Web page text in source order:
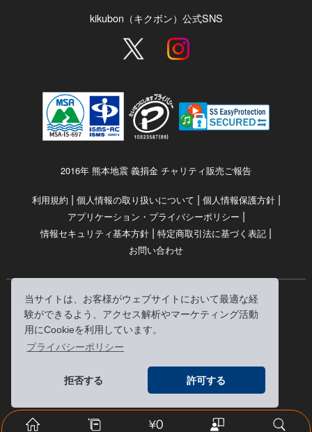
当サイトは、お客様がウェブサイトにおいて最適な経
験ができるよう、アクセス解析やマーケティング活動
用にCookieを利用しています。
プライバシーポリシー
拒否する 許可する
kikubon（キクボン）公式SNS
2016年 熊本地震 義捐金 チャリティ販売ご報告
利用規約 | 個人情報の取り扱いについて | 個人情報保護方針|
アプリケーション・プライバシーポリシー |
情報セキュリティ基本方針 | 特定商取引法に基づく表記 |
お問い合わせ
© RRJ Inc.
（kikubon/キクボン/きく本/きくほん/キクホン）は
株式会社RRJの登録商標です。